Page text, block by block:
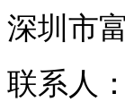
深圳市
联系人